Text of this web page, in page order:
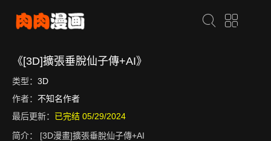
《[3D]擴張垂脫仙子傳+AI》
类型： 3D
作者： 不知名作者
最后更新： 已完结 05/29/2024
简介：
[3D漫畫]擴張垂脫仙子傳+AI